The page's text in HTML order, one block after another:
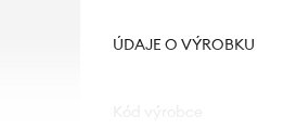
ÚDAJE O VÝROBKU